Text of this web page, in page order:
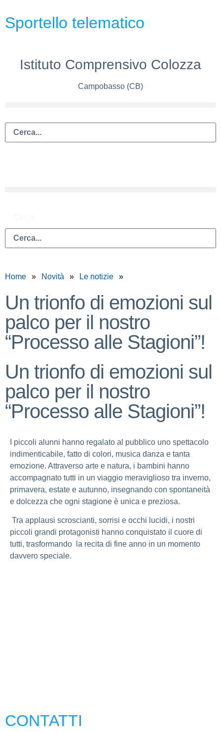
Sportello telematico
Istituto Comprensivo Colozza
Campobasso (CB)
Home Novità Le notizie
Un trionfo di emozioni sul
palco per il nostro
“Processo alle Stagioni”!
Un trionfo di emozioni sul
palco per il nostro
“Processo alle Stagioni”!
I piccoli alunni hanno regalato al pubblico uno spettacolo
indimenticabile, fatto di colori, musica danza e tanta
emozione. Attraverso arte e natura, i bambini hanno
accompagnato tutti in un viaggio meraviglioso tra inverno,
primavera, estate e autunno, insegnando con spontaneità
e dolcezza che ogni stagione è unica e preziosa.
Tra applausi scroscianti, sorrisi e occhi lucidi, i nostri
piccoli grandi protagonisti hanno conquistato il cuore di
tutti, trasformando la recita di fine anno in un momento
davvero speciale.
CONTATTI